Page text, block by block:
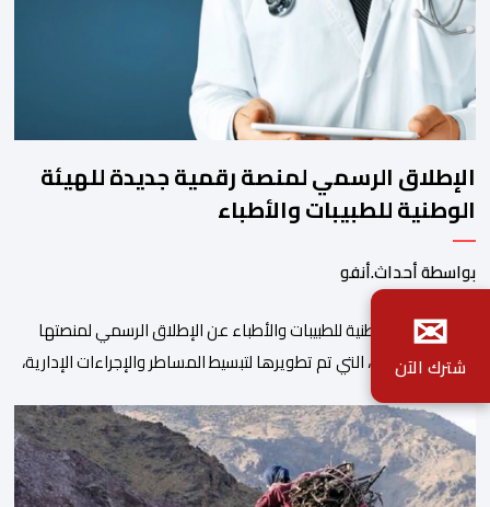
الإطلاق الرسمي لمنصة رقمية جديدة للهيئة
الوطنية للطبيبات والأطباء
بواسطة أحداث.أنفو
أعلنت الهيئة الوطنية للطبيبات والأطباء عن الإطلاق الرسمي لمنصتها
الرقمية الجديدة، التي تم تطويرها لتبسيط المساطر والإجراءات الإدارية،
وتحسين جودة الخدمات المقدمة للأطباء، وتعزيز التواصل بين الأطباء
والمجالس الجهوية للهيئة إلى جانب الهيئة الوطنية. وذكر بلاغ للهيئة أن
هذه المنصة، التي تم إطلاقها في إطار استراتيجيتها الرامية إلى التحديث
والتحول الرقمي، تشكل خطوة مهمة في […]
✉
شترك الآن